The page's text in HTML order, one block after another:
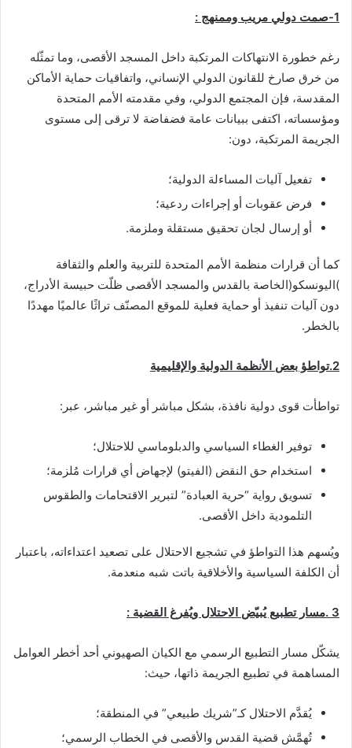
1- صمت دولي مريب وممنهج :
رغم خطورة الانتهاكات المرتكبة داخل المسجد الأقصى، وما تمثّله
من خرق صارخ للقانون الدولي الإنساني، واتفاقيات حماية الأماكن
المقدسة، فإن المجتمع الدولي، وفي مقدمته الأمم المتحدة
ومؤسساته، اكتفى ببيانات عامة فضفاضة لا ترقى إلى مستوى
الجريمة المرتكبة، دون:
تفعيل آليات المساءلة الدولية؛
فرض عقوبات أو إجراءات ردعية؛
أو إرسال لجان تحقيق مستقلة وملزمة.
كما أن قرارات منظمة الأمم المتحدة للتربية والعلم والثقافة
)اليونسكو(الخاصة بالقدس والمسجد الأقصى ظلّت حبيسة الأدراج،
دون آليات تنفيذ أو حماية فعلية للموقع المصنّف تراثًا عالميًا مهددًا
بالخطر.
2. تواطؤ بعض الأنظمة الدولية والإقليمية
تواطأت قوى دولية نافذة، بشكل مباشر أو غير مباشر، عبر:
توفير الغطاء السياسي والدبلوماسي للاحتلال؛
استخدام حق النقض (الفيتو) لإجهاض أي قرارات مُلزمة؛
تسويق رواية “حرية العبادة” لتبرير الاقتحامات والطقوس
التلمودية داخل الأقصى.
ويُسهم هذا التواطؤ في تشجيع الاحتلال على تصعيد اعتداءاته، باعتبار
أن الكلفة السياسية والأخلاقية باتت شبه منعدمة.
3 . مسار تطبيع يُبيّض الاحتلال ويُفرغ القضية :
يشكّل مسار التطبيع الرسمي مع الكيان الصهيوني أحد أخطر العوامل
المساهمة في تطبيع الجريمة ذاتها، حيث:
يُقدَّم الاحتلال كـ”شريك طبيعي” في المنطقة؛
تُهمَّش قضية القدس والأقصى في الخطاب الرسمي؛